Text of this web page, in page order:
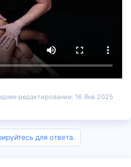
редактирование: 16 Янв 2025
для ответа.